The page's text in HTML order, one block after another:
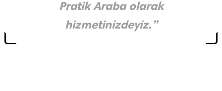
Pratik Araba olarak
hizmetinizdeyiz.”